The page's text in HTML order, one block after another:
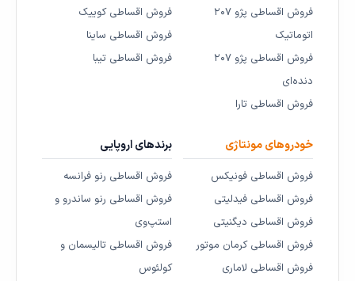
فروش اقساطی پژو ۲۰۷
اتوماتیک
فروش اقساطی پژو ۲۰۷
دنده‌ای
فروش اقساطی تارا
فروش اقساطی کوییک
فروش اقساطی ساینا
فروش اقساطی تیبا
خودروهای مونتاژی
فروش اقساطی فونیکس
فروش اقساطی فیدلیتی
فروش اقساطی دیگنیتی
فروش اقساطی کرمان موتور
فروش اقساطی لاماری
برندهای اروپایی
فروش اقساطی رنو فرانسه
فروش اقساطی رنو ساندرو و
استپ‌وی
فروش اقساطی تالیسمان و
کولئوس